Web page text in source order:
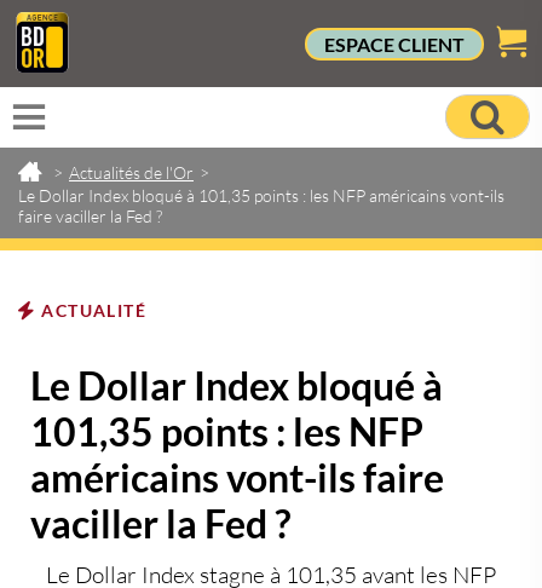
ESPACE CLIENT
> Actualités de l'Or >
Le Dollar Index bloqué à 101,35 points : les NFP américains vont-ils
faire vaciller la Fed ?
ACTUALITÉ
Le Dollar Index bloqué à
101,35 points : les NFP
américains vont-ils faire
vaciller la Fed ?
Le Dollar Index stagne à 101,35 avant les NFP